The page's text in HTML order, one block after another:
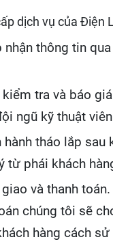
dịch vụ của Điện
thông tin
tra và báo
ngũ kỹ thuật viên
tháo lắp sau
từ phái khách
giao và thanh
chúng tôi sẽ
hàng cách